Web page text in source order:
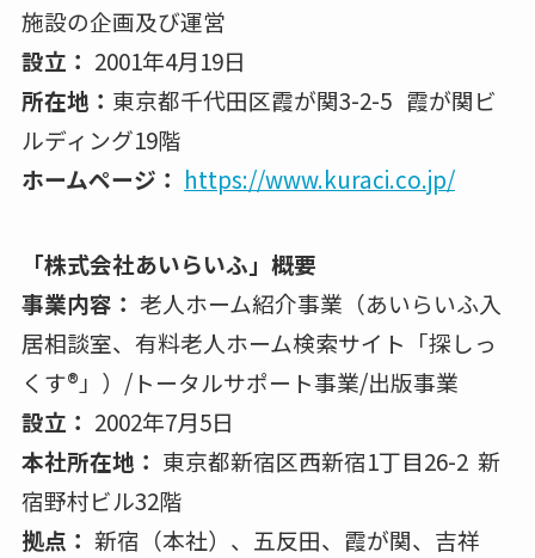
施設の企画及び運営
設⽴： 2001年4月19日
所在地： 東京都千代⽥区霞が関3-2-5 霞が関ビ
ルディング19階
ホームページ： https://www.kuraci.co.jp/
「株式会社あいらいふ」概要
事業内容： ⽼⼈ホーム紹介事業（あいらいふ入
居相談室、有料⽼⼈ホーム検索サイト「探しっ
くす®」）/トータルサポート事業/出版事業
設⽴： 2002年7月5日
本社所在地： 東京都新宿区⻄新宿1丁目26-2 新
宿野村ビル32階
拠点： 新宿（本社）、五反⽥、霞が関、吉祥